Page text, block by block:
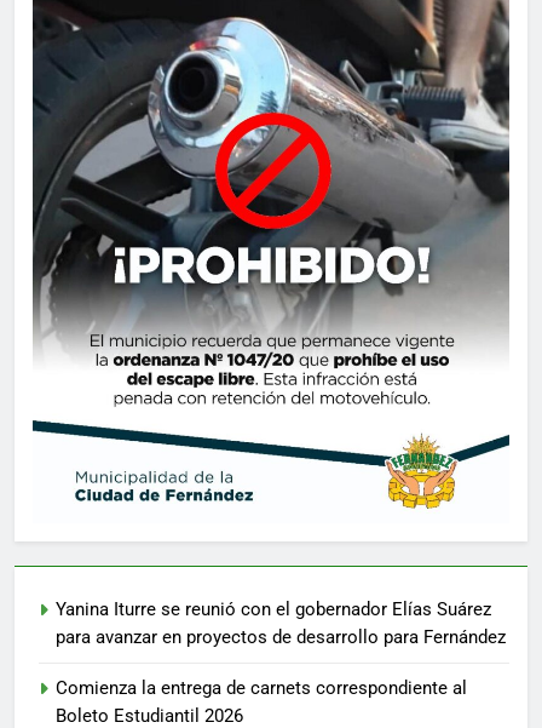
Yanina Iturre se reunió con el gobernador Elías Suárez
para avanzar en proyectos de desarrollo para Fernández
Comienza la entrega de carnets correspondiente al
Boleto Estudiantil 2026